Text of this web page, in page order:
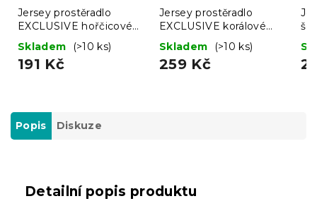
Jersey prostěradlo
EXCLUSIVE hořčicové
90 x 200 cm
Skladem (>10 ks)
191 Kč
Jersey prostěradlo
EXCLUSIVE korálové
140 x 200 cm
Skladem (>10 ks)
259 Kč
Popis Diskuze
Detailní popis produktu